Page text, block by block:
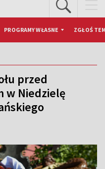
PROGRAMY WŁASNE ZGŁOŚ
przed
w Niedzielę